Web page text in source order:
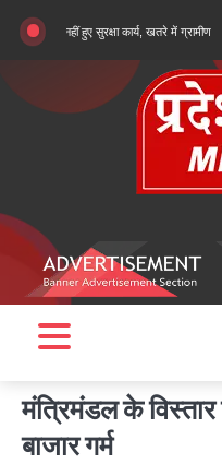
content
हुए सुरक्षा कार्य, खतरे में ग्रामीण
मंत्रिमंडल के
बाजार गर्म